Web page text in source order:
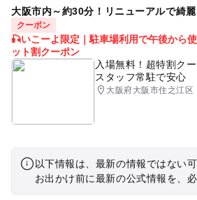
大阪市内～約30分！リニューアルで綺
クーポン
🎣いこーよ限定｜駐車場利用で午後から
ット割クーポン
入場無料！超特割ク
スタッフ常駐で安心
大阪府大阪市住之江区
以下情報は、最新の情報ではない
お出かけ前に最新の公式情報を、